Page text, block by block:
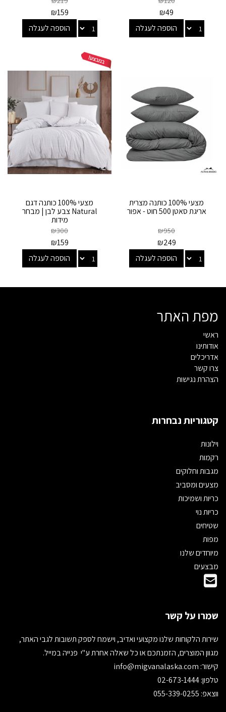
₪49
הוספה לעגלה
₪159
הוספה לעגלה
מצעי 100% כותנה מצרית
אריגת סאטן 500 חוט - אפור
₪950
₪249
הוספה לעגלה
מצעי 100% כותנה דגם
Natural צבע לבן | מבחר
מידות
₪300
₪159
הוספה לעגלה
מפת האתר
ראשי
אודותינו
אדריכלים
צרו קשר
הצהרת נגישות
קטגוריות נבחרות
וילונות
רקמות
מגבות וחלוקים
מצעים ומסביב
כריות ושמיכות
כריות נוי
שטיחים
מפות
מיוחדים שלנו
מבצעים
שמרו על קשר
שירות הלקוחות שלנו מקצועי ואדיב, וישמח לספק תשובות לגבי האתר,
מגוון המוצרים, הזמנתכם או כל שאלה אחרת ע"י פנייה במייל.
קישור:
טלפון: 02-673-1444
ווצאפ: 055-339-0255